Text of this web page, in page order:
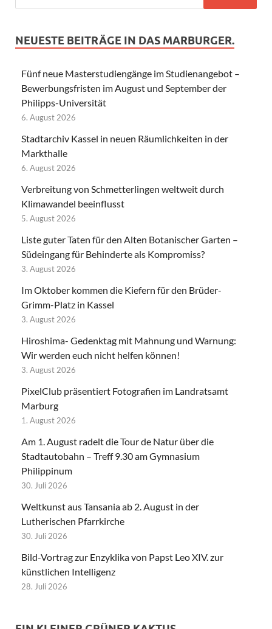
NEUESTE BEITRÄGE IN DAS MARBURGER.
Fünf neue Masterstudiengänge im Studienangebot –
Bewerbungsfristen im August und September der
Philipps-Universität
6. August 2026
Stadtarchiv Kassel in neuen Räumlichkeiten in der
Markthalle
6. August 2026
Verbreitung von Schmetterlingen weltweit durch
Klimawandel beeinflusst
5. August 2026
Liste guter Taten für den Alten Botanischer Garten –
Südeingang für Behinderte als Kompromiss?
3. August 2026
Im Oktober kommen die Kiefern für den Brüder-
Grimm-Platz in Kassel
3. August 2026
Hiroshima- Gedenktag mit Mahnung und Warnung:
Wir werden euch nicht helfen können!
3. August 2026
PixelClub präsentiert Fotografien im Landratsamt
Marburg
1. August 2026
Am 1. August radelt die Tour de Natur über die
Stadtautobahn – Treff 9.30 am Gymnasium
Philippinum
30. Juli 2026
Weltkunst aus Tansania ab 2. August in der
Lutherischen Pfarrkirche
30. Juli 2026
Bild-Vortrag zur Enzyklika von Papst Leo XIV. zur
künstlichen Intelligenz
28. Juli 2026